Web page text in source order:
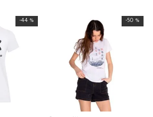
-44 % -50 %